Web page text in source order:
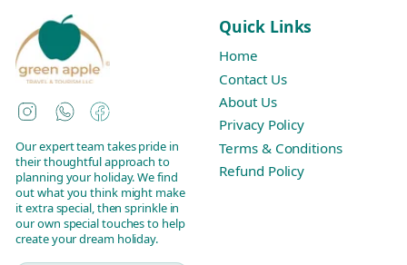
Instagram
WhatsAppFacebook
Our expert team takes pride in
their thoughtful approach to
planning your holiday. We find
out what you think might make
it extra special, then sprinkle in
our own special touches to help
create your dream holiday.
Quick Links
Home
Contact Us
About Us
Privacy Policy
Terms & Conditions
Refund Policy